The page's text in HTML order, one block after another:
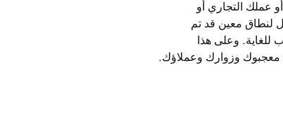
عملك التجاري أو
لنطاق معين قد تم
للغاية. وعلى هذا
معجبوك وزوارك وعملاؤك.